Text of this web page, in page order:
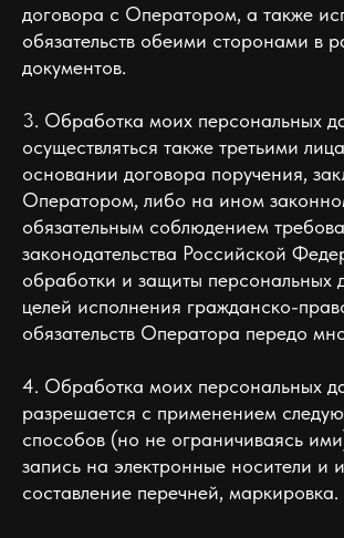
договора с Оператором, а также
обязательств обеими сторонами в
документов.
3. Обработка моих персональных
осуществляться также третьими
основании договора поручения,
Оператором, либо на ином
обязательным соблюдением
законодательства Российской
обработки и защиты персональных
целей исполнения гражданско-
обязательств Оператора передо
4. Обработка моих персональных
разрешается с применением
способов (но не ограничиваясь
запись на электронные носители и
составление перечней, маркировка.